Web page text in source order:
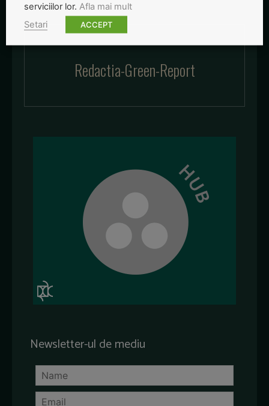
Redactia-Green-Report
Newsletter-ul de mediu
serviciilor lor. Afla mai mult
Setari
ACCEPT